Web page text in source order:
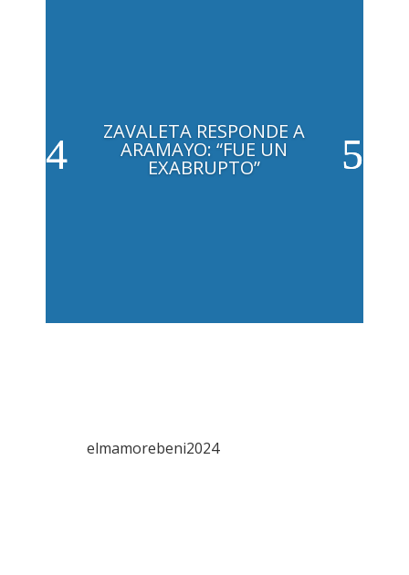
ZAVALETA RESPONDE A
ARAMAYO: “FUE UN
EXABRUPTO”
elmamorebeni2024